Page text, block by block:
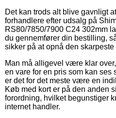
Det kan trods alt blive gavnligt
forhandlere efter udsalg på
RS80/7850/7900 C24 302mm
du gennemfører din bestilling,
sikker på at opnå den skarpeste
Man må alligevel være klar
en vare for en pris som kan
er det for det meste være en
Køb med kort er på den anden
forordning, hvilket begunstiger
internet handler.